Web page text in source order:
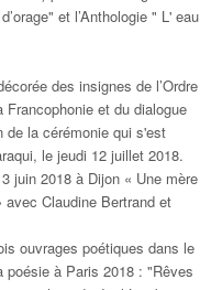
et l’Anthologie " L' eau
des insignes de l’Ordre
et du dialogue
la cérémonie qui s'est
le jeudi 12 juillet 2018.
juin 2018 à Dijon « Une mère
Claudine Bertrand et
ouvrages poétiques dans le
poésie à Paris 2018 : "Rêves